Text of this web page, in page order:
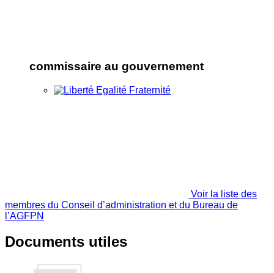
commissaire au gouvernement
Voir la liste des
membres du Conseil d’administration et du Bureau de
l’AGFPN
Documents utiles